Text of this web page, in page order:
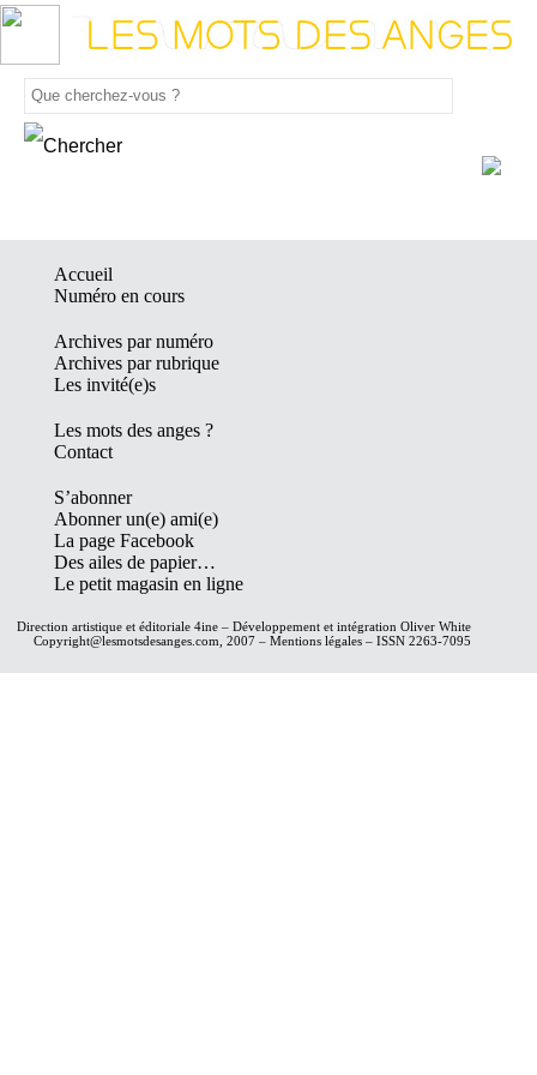
Accueil
Numéro en cours
Archives par numéro
Archives par rubrique
Les invité(e)s
Les mots des anges ?
Contact
S’abonner
Abonner un(e) ami(e)
La page Facebook
Des ailes de papier…
Le petit magasin en ligne
Direction artistique et éditoriale 4ine – Développement et intégration Oliver White
Copyright@lesmotsdesanges.com, 2007 – Mentions légales – ISSN 2263-7095